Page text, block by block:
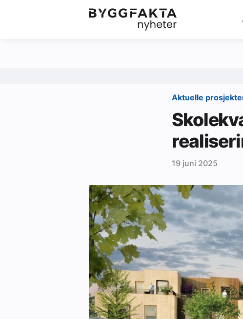
Jobbmarkedet
Tips oss
Ledige stillinger
eBlad
Aktivitetskalender
Bransjekommentar
Aktuelle
19 juni 2025